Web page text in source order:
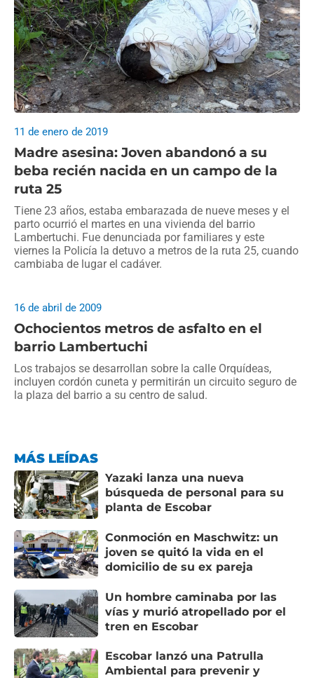
Madre asesina: Joven abandonó a su
beba recién nacida en un campo de la
ruta 25
11 de enero de 2019
Tiene 23 años, estaba embarazada de nueve meses y el
parto ocurrió el martes en una vivienda del barrio
Lambertuchi. Fue denunciada por familiares y este
viernes la Policía la detuvo a metros de la ruta 25, cuando
cambiaba de lugar el cadáver.
Ochocientos metros de asfalto en el
barrio Lambertuchi
16 de abril de 2009
Los trabajos se desarrollan sobre la calle Orquídeas,
incluyen cordón cuneta y permitirán un circuito seguro de
la plaza del barrio a su centro de salud.
MÁS LEÍDAS
Yazaki lanza una nueva
búsqueda de personal para su
planta de Escobar
Conmoción en Maschwitz: un
joven se quitó la vida en el
domicilio de su ex pareja
Un hombre caminaba por las
vías y murió atropellado por el
tren en Escobar
Escobar lanzó una Patrulla
Ambiental para prevenir y